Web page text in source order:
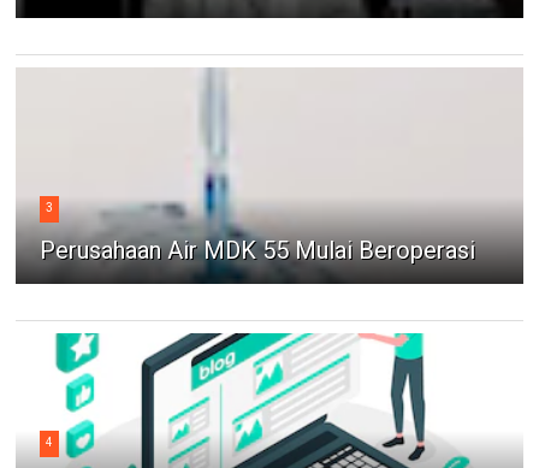
3
Perusahaan Air MDK 55 Mulai Beroperasi
4